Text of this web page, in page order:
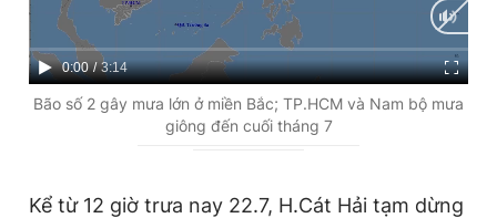
C
u
e
0:00 / D
u
t
3:14
Bão số 2 gây mưa lớn ở miền Bắc; TP.HCM và Nam bộ mưa
giông đến cuối tháng 7
Kể từ 12 giờ trưa nay 22.7, H.Cát Hải tạm dừng